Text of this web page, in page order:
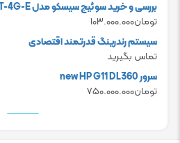
was:
بررسی و خرید سوئیچ سیسکو مدل C9200L-48T-4G-E
تومان۱۰۳.۰۰۰.۰۰۰
سیستم رندرینگ قدرتمند اقتصادی
تماس بگیرید
سرور new HP G11 DL360
تومان۷۵۰.۰۰۰.۰۰۰